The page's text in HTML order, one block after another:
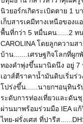
นิวยอร์กเกิดระเบิดตาย 1 บ
เก็บสารเคมีทางเหนือของ
พื้นที่กว่า 5 หมื่นคน......2 ท
CAROLINA โดยลูกความ
บ้าน.......เศรษฐกิจโลกที่ผู
ทองคำพุ่งขึ้นมานิดนึง อยู่ 7
เอาส์ตีราคาน้ำมันดิบเริ่มร่
โปร่งขึ้น......นายกฯอนุทินรั
ระดับการท่องเที่ยวและดัน
ผ่านมาพร้อมร่วมมือ IEA แ
ไทย-ฝรั่งเศส ที่ปารีส